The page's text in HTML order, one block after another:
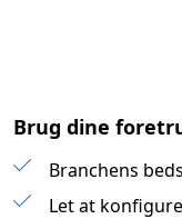
Brug dine
Branchens
Branchens
Let at
Let at